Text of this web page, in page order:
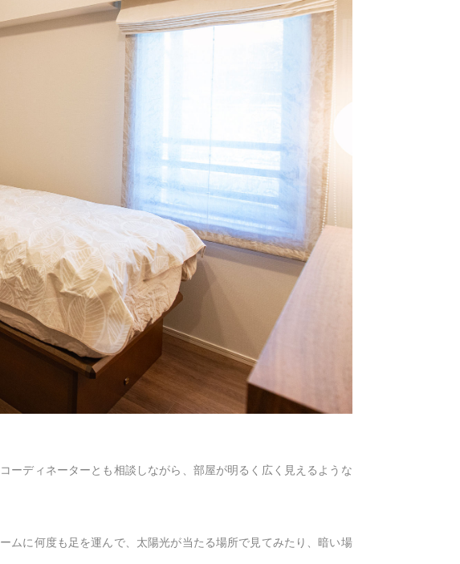
ーディネーターとも相談しながら、部屋が明るく広く見えるような
ムに何度も足を運んで、太陽光が当たる場所で見てみたり、暗い場